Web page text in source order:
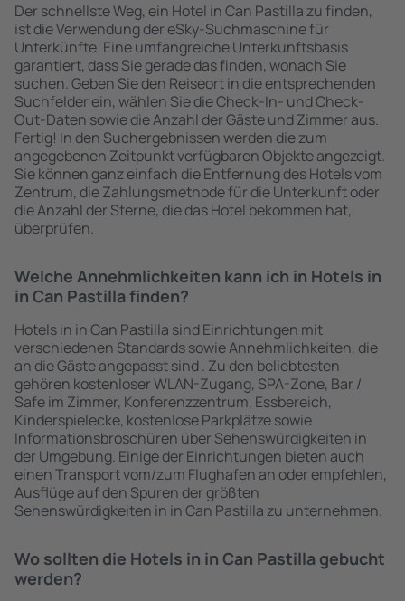
Der schnellste Weg, ein Hotel in Can Pastilla zu finden,
ist die Verwendung der eSky-Suchmaschine für
Unterkünfte. Eine umfangreiche Unterkunftsbasis
garantiert, dass Sie gerade das finden, wonach Sie
suchen. Geben Sie den Reiseort in die entsprechenden
Suchfelder ein, wählen Sie die Check-In- und Check-
Out-Daten sowie die Anzahl der Gäste und Zimmer aus.
Fertig! In den Suchergebnissen werden die zum
angegebenen Zeitpunkt verfügbaren Objekte angezeigt.
Sie können ganz einfach die Entfernung des Hotels vom
Zentrum, die Zahlungsmethode für die Unterkunft oder
die Anzahl der Sterne, die das Hotel bekommen hat,
überprüfen.
Welche Annehmlichkeiten kann ich in Hotels in
in Can Pastilla finden?
Hotels in in Can Pastilla sind Einrichtungen mit
verschiedenen Standards sowie Annehmlichkeiten, die
an die Gäste angepasst sind . Zu den beliebtesten
gehören kostenloser WLAN-Zugang, SPA-Zone, Bar /
Safe im Zimmer, Konferenzzentrum, Essbereich,
Kinderspielecke, kostenlose Parkplätze sowie
Informationsbroschüren über Sehenswürdigkeiten in
der Umgebung. Einige der Einrichtungen bieten auch
einen Transport vom/zum Flughafen an oder empfehlen,
Ausflüge auf den Spuren der größten
Sehenswürdigkeiten in in Can Pastilla zu unternehmen.
Wo sollten die Hotels in in Can Pastilla gebucht
werden?